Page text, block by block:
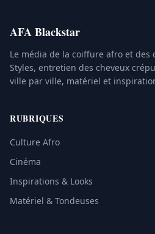
AFA Blackstar
Le média de la coiffure afro et des
Styles, entretien des cheveux
ville par ville, matériel et
RUBRIQUES
Culture Afro
Cinéma
Inspirations & Looks
Matériel & Tondeuses